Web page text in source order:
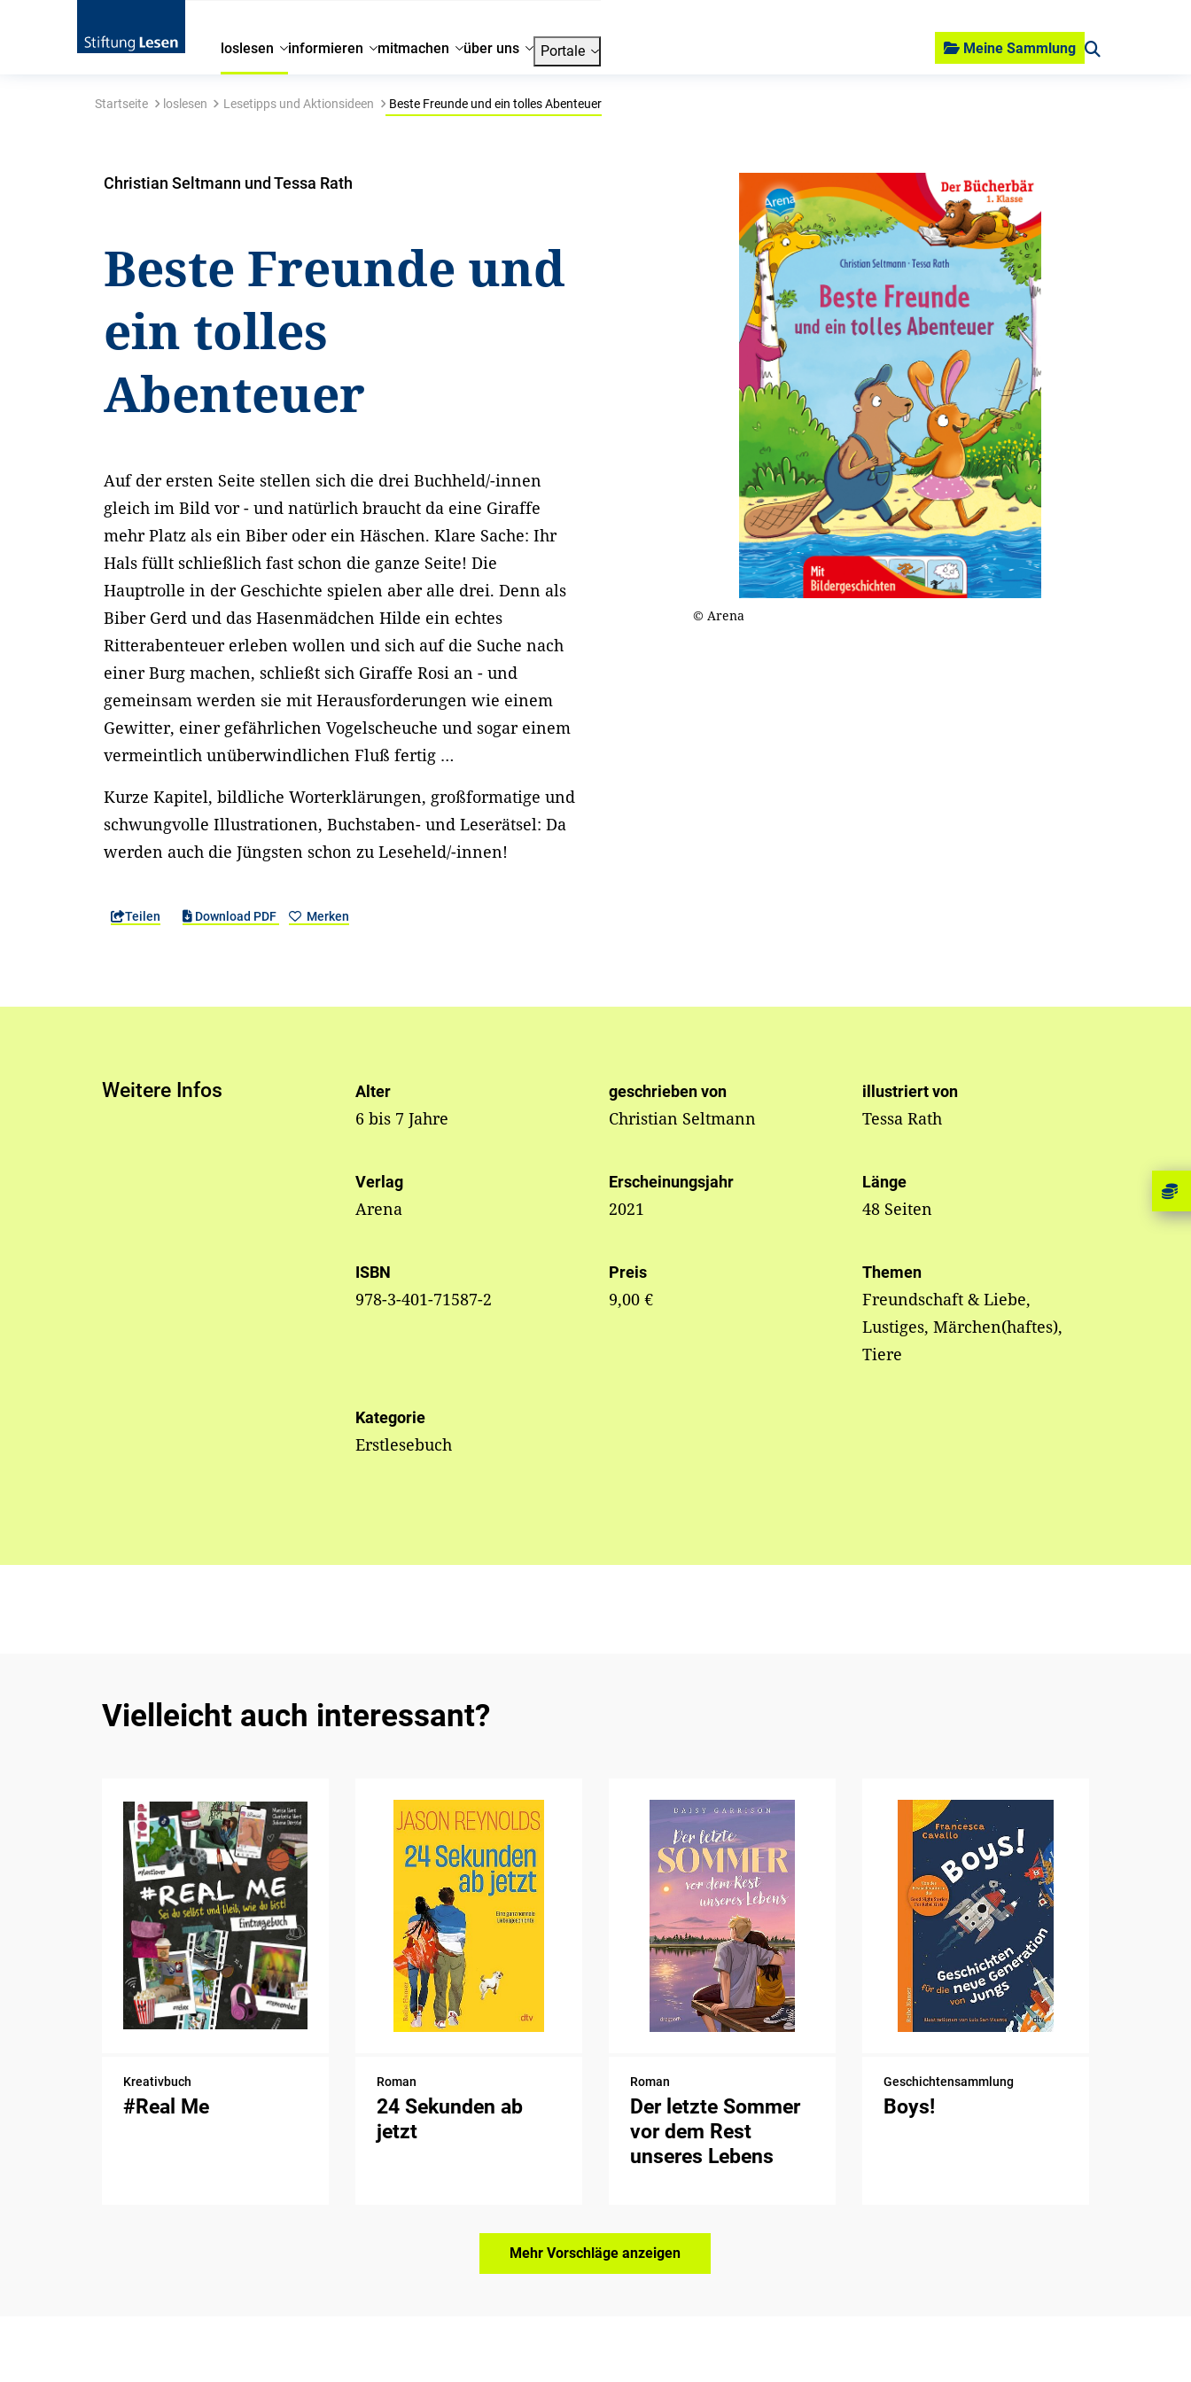
loslesen informieren mitmachen über uns Portale Meine Sammlung
Startseite loslesen Lesetipps und Aktionsideen Beste Freunde und ein tolles Abenteuer
Christian Seltmann und Tessa Rath
Beste Freunde und
ein tolles
Abenteuer
Auf der ersten Seite stellen sich die drei Buchheld/-innen
gleich im Bild vor - und natürlich braucht da eine Giraffe
mehr Platz als ein Biber oder ein Häschen. Klare Sache: Ihr
Hals füllt schließlich fast schon die ganze Seite! Die
Hauptrolle in der Geschichte spielen aber alle drei. Denn als
Biber Gerd und das Hasenmädchen Hilde ein echtes
Ritterabenteuer erleben wollen und sich auf die Suche nach
einer Burg machen, schließt sich Giraffe Rosi an - und
gemeinsam werden sie mit Herausforderungen wie einem
Gewitter, einer gefährlichen Vogelscheuche und sogar einem
vermeintlich unüberwindlichen Fluß fertig …
Kurze Kapitel, bildliche Worterklärungen, großformatige und
schwungvolle Illustrationen, Buchstaben- und Leserätsel: Da
werden auch die Jüngsten schon zu Leseheld/-innen!
Teilen Download PDF Merken
© Arena
Weitere Infos Alter
6 bis 7 Jahre
geschrieben von
Christian Seltmann
illustriert von
Tessa Rath
Verlag
Arena
Erscheinungsjahr
2021
Länge
48 Seiten
ISBN
978-3-401-71587-2
Preis
9,00 €
Themen
Freundschaft & Liebe,
Lustiges, Märchen(haftes),
Tiere
Kategorie
Erstlesebuch
Vielleicht auch interessant?
Kreativbuch
#Real Me
Roman
24 Sekunden ab
jetzt
Roman
Der letzte Sommer
vor dem Rest
unseres Lebens
Geschichtensammlung
Boys!
Mehr Vorschläge anzeigen